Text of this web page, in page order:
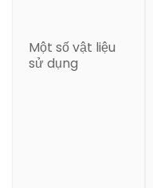
Một số vật liệu
sử dụng